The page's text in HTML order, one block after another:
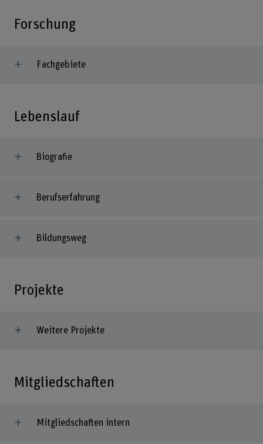
Forschung
Fachgebiete
Lebenslauf
Biografie
Berufserfahrung
Bildungsweg
Projekte
Weitere Projekte
Mitgliedschaften
Mitgliedschaften intern